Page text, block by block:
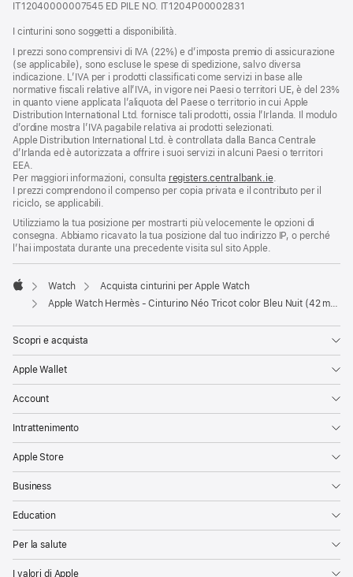
IT12040000007545 ED PILE NO. IT1204P00002831
I cinturini sono soggetti a disponibilità.
I prezzi sono comprensivi di IVA (22%) e d’imposta premio di assicurazione
(se applicabile), sono escluse le spese di spedizione, salvo diversa
indicazione. L’IVA per i prodotti classificati come servizi in base alle
normative fiscali relative all’IVA, in vigore nei Paesi o territori UE, è del 23%
in quanto viene applicata l’aliquota del Paese o territorio in cui Apple
Distribution International Ltd. fornisce tali prodotti, ossia l’Irlanda. Il modulo
d’ordine mostra l’IVA pagabile relativa ai prodotti selezionati.
Apple Distribution International Ltd. è controllata dalla Banca Centrale
d’Irlanda ed è autorizzata a offrire i suoi servizi in alcuni Paesi o territori
EEA.
Per maggiori informazioni, consulta registers.centralbank.ie.
I prezzi comprendono il compenso per copia privata e il contributo per il
riciclo, se applicabili.
Utilizziamo la tua posizione per mostrarti più velocemente le opzioni di
consegna. Abbiamo ricavato la tua posizione dal tuo indirizzo IP, o perché
l’hai impostata durante una precedente visita sul sito Apple.
Apple
Watch
Acquista cinturini per Apple Watch
Apple Watch Hermès - Cinturino Néo Tricot color Bleu Nuit (42 mm)
Scopri e acquista
Apple Wallet
Account
Intrattenimento
Apple Store
Business
Education
Per la salute
I valori di Apple